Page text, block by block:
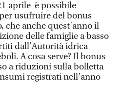
aprile è possibile
usufruire del bonus
che anche quest’anno il
delle famiglie a basso
dall’Autorità idrica
A cosa serve? Il bonus
a riduzioni sulla bolletta
registrati nell’anno